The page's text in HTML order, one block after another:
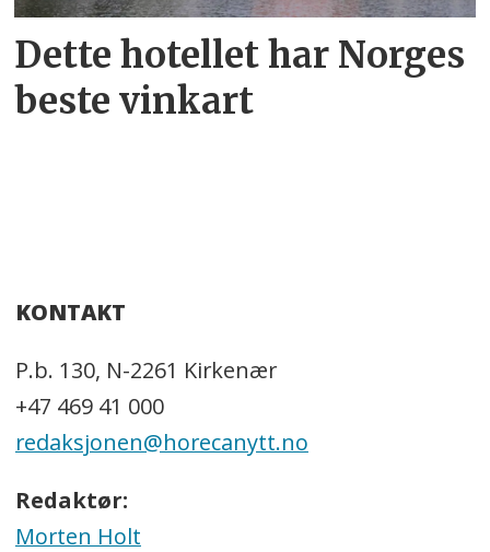
Dette hotellet har Norges
beste vinkart
KONTAKT
P.b. 130, N-2261 Kirkenær
+47 469 41 000
redaksjonen@horecanytt.no
Redaktør:
Morten Holt